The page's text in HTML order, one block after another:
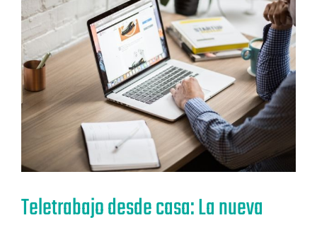
Teletrabajo desde casa: La nueva